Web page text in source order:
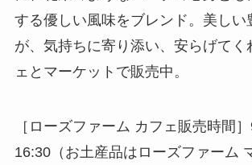
する優しい風味をブレンド。美しい
が、気持ちに寄り添い、安らげてく
ェとマーケットで販売中。
［ローズファーム カフェ販売時間
16:30（お土産品はローズファーム